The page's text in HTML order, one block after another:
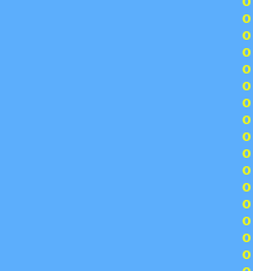
o
o
o
o
o
o
o
o
o
o
o
o
o
o
o